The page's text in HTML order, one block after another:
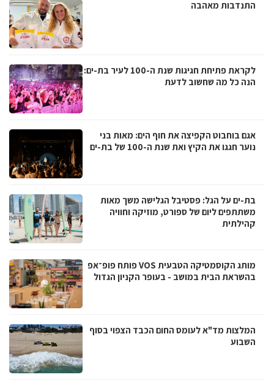
התנדבות מאהבה
לקראת פתיחת חגיגות שנת ה-100 לעיר בת-ים:
הנה כל מה שחשוב לדעת
אגם בוחבוט הקפיצה את חוף הים: מאות בני
נוער חגגו את הקיץ ואת שנת ה-100 של בת-ים
בת-ים על הגל: פסטיבל הגלישה משך מאות
משתתפים ליום של ספורט, מוזיקה וחוויה
קהילתית
מותג הקוסמטיקה הטבעית VOS פותח פופ־אפ
בהשראת הבית במושב - בעופר הקניון הגדול
המלצות מד"א לעומס החום הכבד הצפוי בסוף
השבוע